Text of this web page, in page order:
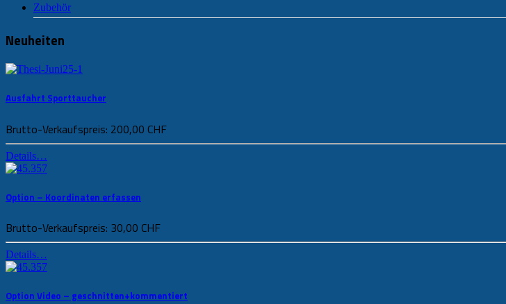
Zubehör
Neuheiten
Ausfahrt Sporttaucher
Brutto-Verkaufspreis: 200,00 CHF
Details…
Option – Koordinaten erfassen
Brutto-Verkaufspreis: 30,00 CHF
Details…
Option Video – geschnitten+kommentiert